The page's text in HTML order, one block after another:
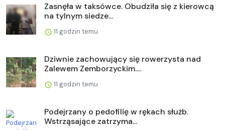
Zasnęła w taksówce. Obudziła się z kierowcą
na tylnym siedze...
11 godzin temu
Dziwnie zachowujący się rowerzysta nad
Zalewem Zemborzyckim....
11 godzin temu
Podejrzany o pedofilię w rękach służb.
Wstrząsające zatrzyma...